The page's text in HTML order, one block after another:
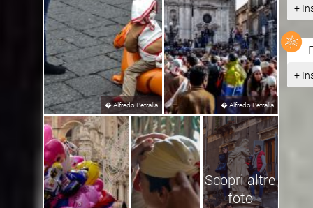
�Alfredo Petralia �Alfredo Petralia
Scopri altre
foto
+
+